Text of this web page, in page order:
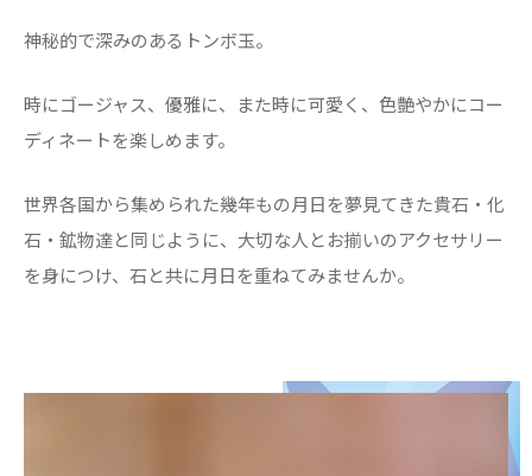
神秘的で深みのあるトンボ玉。
時にゴージャス、優雅に、また時に可愛く、色艶やかにコー
ディネートを楽しめます。
世界各国から集められた幾年もの月日を夢見てきた貴石・化
石・鉱物達と同じように、大切な人とお揃いのアクセサリー
を身につけ、石と共に月日を重ねてみませんか。